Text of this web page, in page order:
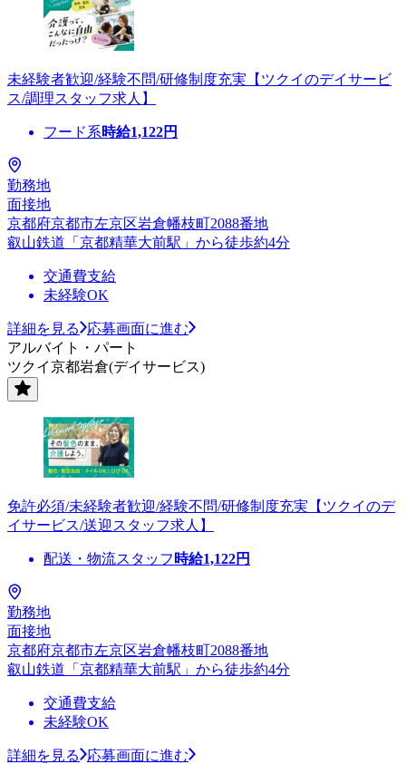
未経験者歓迎/経験不問/研修制度充実【ツクイのデイサービ
ス/調理スタッフ求人】
フード系時給1,122円
勤務地
面接地
京都府京都市左京区岩倉幡枝町2088番地
叡山鉄道「京都精華大前駅」から徒歩約4分
交通費支給
未経験OK
詳細を見る
応募画面に進む
アルバイト・パート
ツクイ京都岩倉(デイサービス)
免許必須/未経験者歓迎/経験不問/研修制度充実【ツクイのデ
イサービス/送迎スタッフ求人】
配送・物流スタッフ 時給1,122円
勤務地
面接地
京都府京都市左京区岩倉幡枝町2088番地
叡山鉄道「京都精華大前駅」から徒歩約4分
交通費支給
未経験OK
詳細を見る
応募画面に進む